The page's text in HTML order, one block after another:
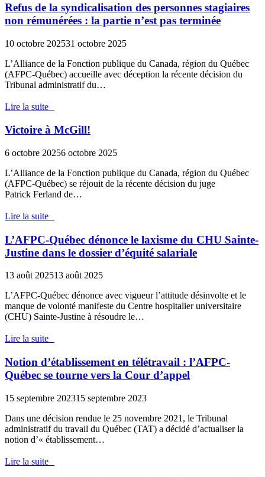
Refus de la syndicalisation des personnes stagiaires
non rémunérées : la partie n’est pas terminée
10 octobre 202531 octobre 2025
L’Alliance de la Fonction publique du Canada, région du Québec
(AFPC-Québec) accueille avec déception la récente décision du
Tribunal administratif du…
Lire la suite
Victoire à McGill!
6 octobre 20256 octobre 2025
L’Alliance de la Fonction publique du Canada, région du Québec
(AFPC-Québec) se réjouit de la récente décision du juge
Patrick Ferland de…
Lire la suite
L’AFPC-Québec dénonce le laxisme du CHU Sainte-
Justine dans le dossier d’équité salariale
13 août 202513 août 2025
L’AFPC-Québec dénonce avec vigueur l’attitude désinvolte et le
manque de volonté manifeste du Centre hospitalier universitaire
(CHU) Sainte-Justine à résoudre le…
Lire la suite
Notion d’établissement en télétravail : l’AFPC-
Québec se tourne vers la Cour d’appel
15 septembre 202315 septembre 2023
Dans une décision rendue le 25 novembre 2021, le Tribunal
administratif du travail du Québec (TAT) a décidé d’actualiser la
notion d’« établissement…
Lire la suite